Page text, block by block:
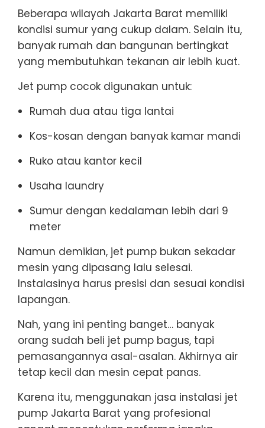
Beberapa wilayah Jakarta Barat memiliki
kondisi sumur yang cukup dalam. Selain itu,
banyak rumah dan bangunan bertingkat
yang membutuhkan tekanan air lebih kuat.
Jet pump cocok digunakan untuk:
Rumah dua atau tiga lantai
Kos-kosan dengan banyak kamar mandi
Ruko atau kantor kecil
Usaha laundry
Sumur dengan kedalaman lebih dari 9
meter
Namun demikian, jet pump bukan sekadar
mesin yang dipasang lalu selesai.
Instalasinya harus presisi dan sesuai kondisi
lapangan.
Nah, yang ini penting banget… banyak
orang sudah beli jet pump bagus, tapi
pemasangannya asal-asalan. Akhirnya air
tetap kecil dan mesin cepat panas.
Karena itu, menggunakan jasa instalasi jet
pump Jakarta Barat yang profesional